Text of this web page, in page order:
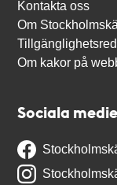
Kontakta oss
Om
Om kakor på
Sociala